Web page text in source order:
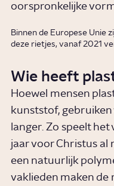
oorspronkelijke
Binnen de Europese Unie
deze rietjes, vanaf 2021
Wie heeft
Hoewel mensen
kunststof,
langer. Zo speelt het
jaar voor Christus al
een natuurlijk
vaklieden maken de